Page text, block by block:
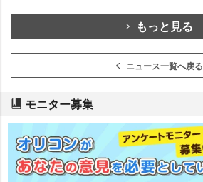
もっと見る
ニュース一覧へ戻る
モニター募集